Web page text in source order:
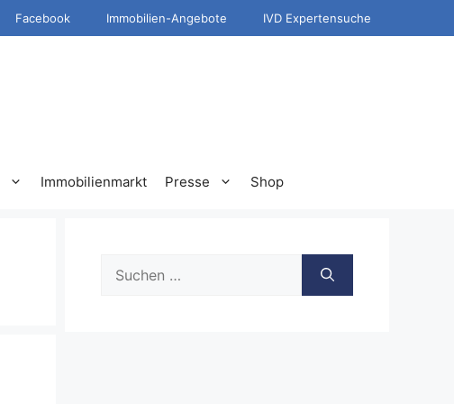
Facebook Immobilien-Angebote IVD Expertensuche
Immobilienmarkt Presse Shop
nach: